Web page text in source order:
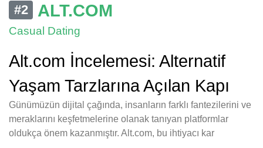
#2 ALT.COM
Casual Dating
Alt.com İncelemesi: Alternatif
Yaşam Tarzlarına Açılan Kapı
Günümüzün dijital çağında, insanların farklı fantezilerini ve
meraklarını keşfetmelerine olanak tanıyan platformlar
oldukça önem kazanmıştır. Alt.com, bu ihtiyacı kar